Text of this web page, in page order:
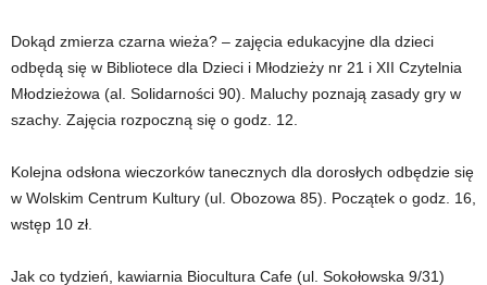
Dokąd zmierza czarna wieża? – zajęcia edukacyjne dla dzieci
odbędą się w Bibliotece dla Dzieci i Młodzieży nr 21 i XII Czytelnia
Młodzieżowa (al. Solidarności 90). Maluchy poznają zasady gry w
szachy. Zajęcia rozpoczną się o godz. 12.
Kolejna odsłona wieczorków tanecznych dla dorosłych odbędzie się
w Wolskim Centrum Kultury (ul. Obozowa 85). Początek o godz. 16,
wstęp 10 zł.
Jak co tydzień, kawiarnia Biocultura Cafe (ul. Sokołowska 9/31)